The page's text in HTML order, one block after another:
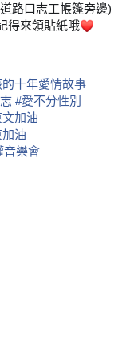
路口志工帳篷旁邊)
得來領貼紙哦
十年愛情故事
#愛不分性別
加油
油
音樂會